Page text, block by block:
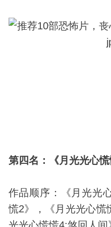
第四名：《月光光心慌
作品顺序：《月光光
慌2》，《月光光心慌